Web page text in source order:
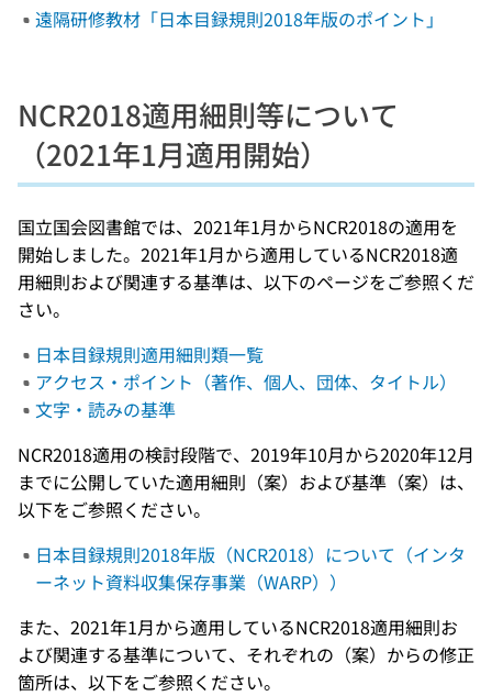
遠隔研修教材「日本目録規則2018年版のポイント」
NCR2018適用細則等について
（2021年1月適用開始）
国立国会図書館では、2021年1月からNCR2018の適用を
開始しました。2021年1月から適用しているNCR2018適
用細則および関連する基準は、以下のページをご参照くだ
さい。
日本目録規則適用細則類一覧
アクセス・ポイント（著作、個人、団体、タイトル）
文字・読みの基準
NCR2018適用の検討段階で、2019年10月から2020年12月
までに公開していた適用細則（案）および基準（案）は、
以下をご参照ください。
日本目録規則2018年版（NCR2018）について（インタ
ーネット資料収集保存事業（WARP））
また、2021年1月から適用しているNCR2018適用細則お
よび関連する基準について、それぞれの（案）からの修正
箇所は、以下をご参照ください。